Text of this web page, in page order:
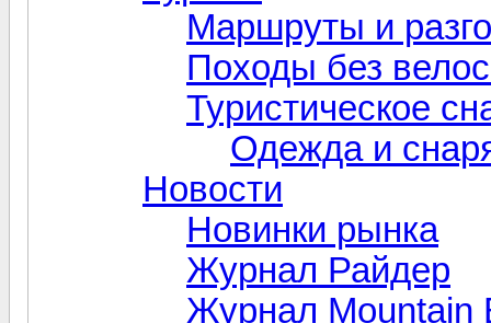
Маршруты и
Походы без
Туристическое
Одежда и
Новости
Новинки рынка
Журнал Райдер
Журнал Mountain